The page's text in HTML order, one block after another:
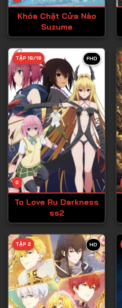
Tập 15
Tập 17
Tập 18
Tập 19
Tập 20
Tập 21
Tập 22
Tập 23
Tập 24
Tập 25
Tập 26
Tập 29
Tập 30
Tập 32
Khóa Chặt Cửa Nào
Suzume
FHD
0
TẬP 18/18
To Love Ru Darkness
ss2
HD
TẬP 2